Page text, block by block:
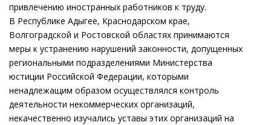
привлечению иностранных работников к труду.
В Республике Адыгее, Краснодарском крае,
Волгоградской и Ростовской областях принимаются
меры к устранению нарушений законности, допущенных
региональными подразделениями Министерства
юстиции Российской Федерации, которыми
ненадлежащим образом осуществлялся контроль
деятельности некоммерческих организаций,
некачественно изучались уставы этих организаций на